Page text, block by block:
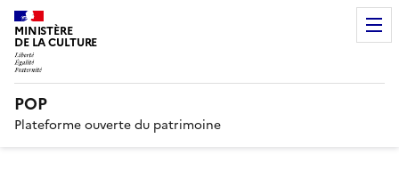
MINISTÈRE
DE LA CULTURE
POP
Plateforme ouverte du patrimoine